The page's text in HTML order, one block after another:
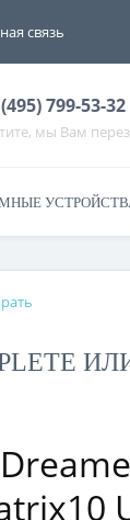
связь
799-53-32
мы Вам